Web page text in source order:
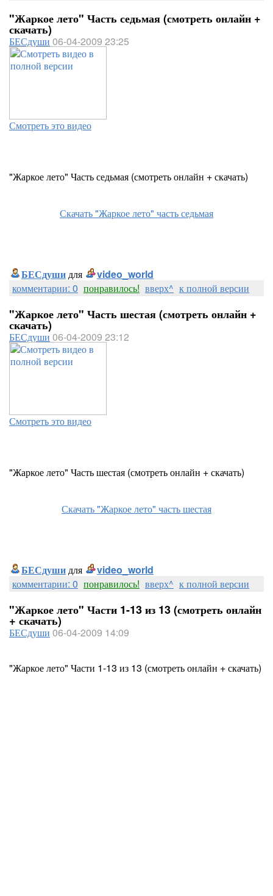
"Жаркое лето" Часть седьмая (смотреть онлайн +
скачать)
БЕСдуши 06-04-2009 23:25
Смотреть это видео
"Жаркое лето" Часть седьмая (смотреть онлайн + скачать)
Скачать "Жаркое лето" часть седьмая
БЕСдушидля
video_world
комментарии: 0 понравилось! вверх^ к полной версии
"Жаркое лето" Часть шестая (смотреть онлайн +
скачать)
БЕСдуши 06-04-2009 23:12
Смотреть это видео
"Жаркое лето" Часть шестая (смотреть онлайн + скачать)
Скачать "Жаркое лето" часть шестая
БЕСдушидля
video_world
комментарии: 0 понравилось! вверх^ к полной версии
"Жаркое лето" Части 1-13 из 13 (смотреть онлайн
+ скачать)
БЕСдуши 06-04-2009 14:09
"Жаркое лето" Части 1-13 из 13 (смотреть онлайн + скачать)